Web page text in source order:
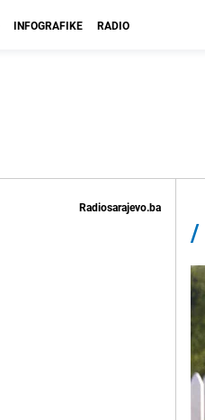
INFOGRAFIKE RADIO
Radiosarajevo.ba
/